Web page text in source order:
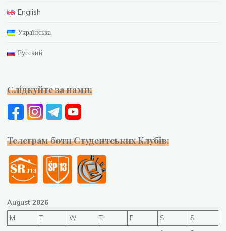
English
Українська
Русский
Слідкуйте за нами:
Телеграм боти Студентських Клубів:
August 2026
M
T W T F S
S